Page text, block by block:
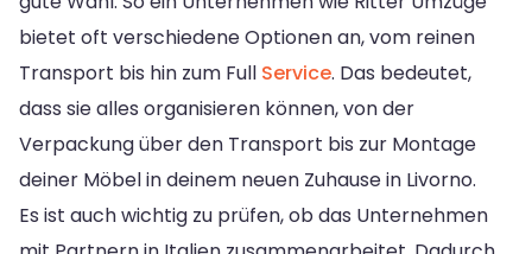
bietet oft verschiedene Optionen an, vom reinen
Transport bis hin zum Full Service. Das bedeutet,
dass sie alles organisieren können, von der
Verpackung über den Transport bis zur Montage
deiner Möbel in deinem neuen Zuhause in Livorno.
Es ist auch wichtig zu prüfen, ob das Unternehmen